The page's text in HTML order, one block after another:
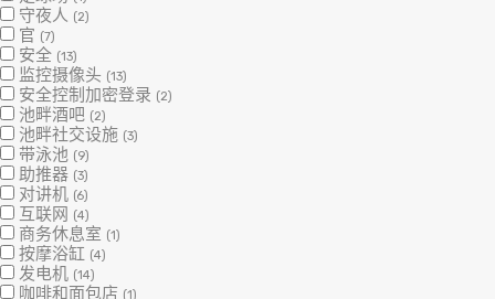
守夜人 (2)
官 (7)
安全 (13)
监控摄像头 (13)
安全控制加密登录 (2)
池畔酒吧 (2)
池畔社交设施 (3)
带泳池 (9)
助推器 (3)
对讲机 (6)
互联网 (4)
商务休息室 (1)
按摩浴缸 (4)
发电机 (14)
咖啡和面包店 (1)